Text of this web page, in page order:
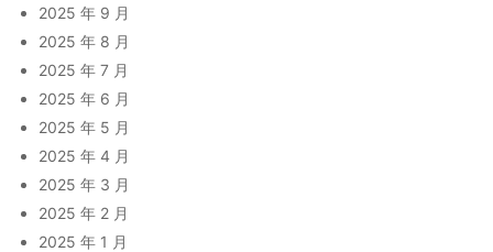
2025 年 9 月
2025 年 8 月
2025 年 7 月
2025 年 6 月
2025 年 5 月
2025 年 4 月
2025 年 3 月
2025 年 2 月
2025 年 1 月